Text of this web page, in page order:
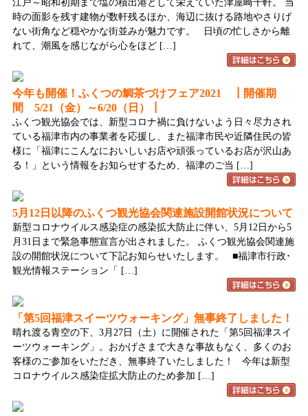
江戸～昭和初期まで塩の積出港として栄えていた津屋崎千軒。 当
時の面影を残す建物が数軒残るほか、海辺に抜ける路地やさりげ
ない街角など穏やかな街並みが魅力です。 日頃の忙しさから離
れて、潮風を感じながら心をほど […]
今年も開催！ふくつの鯛茶づけフェア2021 ┃開催期
間 5/21（金）～6/20（日）┃
ふくつ観光協会では、新型コロナ禍に負けないよう日々尽力され
ている福津市内の事業者を応援し、また福津市民や近隣住民の皆
様に「福津にこんなにおいしいお店や頑張っているお店が沢山あ
る！」という情報をお知らせするため、福津のご当 […]
5月12日以降のふくつ観光協会関連施設開館状況について
新型コロナウイルス感染症の感染拡大防止に伴い、5月12日から5
月31日まで緊急事態宣言が出されました。 ふくつ観光協会関連施
設の開館状況について下記お知らせいたします。 ■福津市行政･
観光情報ステーション「 […]
「第5回福津スイーツウォーキング」無事終了しました！
晴れ渡る青空の下、3月27日（土）に開催された「第5回福津スイ
ーツウォーキング」。おかげさまで大きな事故もなく、多くのお
客様のご参加をいただき、無事終了いたしました！ 今年は新型
コロナウイルス感染症拡大防止のため参加 […]